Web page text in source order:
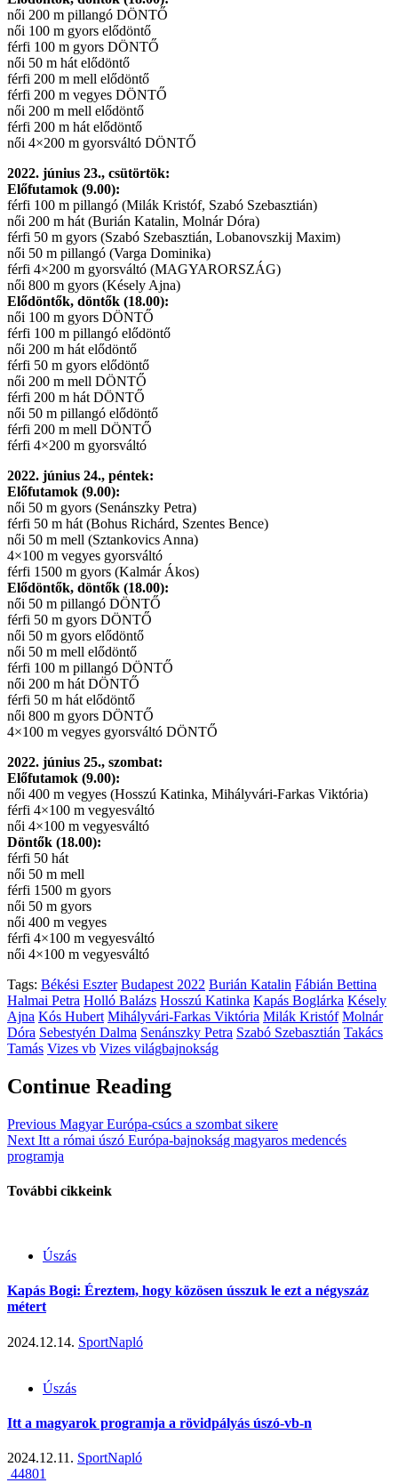
női 200 m pillangó DÖNTŐ
női 100 m gyors elődöntő
férfi 100 m gyors DÖNTŐ
női 50 m hát elődöntő
férfi 200 m mell elődöntő
férfi 200 m vegyes DÖNTŐ
női 200 m mell elődöntő
férfi 200 m hát elődöntő
női 4×200 m gyorsváltó DÖNTŐ
2022. június 23., csütörtök:
Előfutamok (9.00):
férfi 100 m pillangó (Milák Kristóf, Szabó Szebasztián)
női 200 m hát (Burián Katalin, Molnár Dóra)
férfi 50 m gyors (Szabó Szebasztián, Lobanovszkij Maxim)
női 50 m pillangó (Varga Dominika)
férfi 4×200 m gyorsváltó (MAGYARORSZÁG)
női 800 m gyors (Késely Ajna)
Elődöntők, döntők (18.00):
női 100 m gyors DÖNTŐ
férfi 100 m pillangó elődöntő
női 200 m hát elődöntő
férfi 50 m gyors elődöntő
női 200 m mell DÖNTŐ
férfi 200 m hát DÖNTŐ
női 50 m pillangó elődöntő
férfi 200 m mell DÖNTŐ
férfi 4×200 m gyorsváltó
2022. június 24., péntek:
Előfutamok (9.00):
női 50 m gyors (Senánszky Petra)
férfi 50 m hát (Bohus Richárd, Szentes Bence)
női 50 m mell (Sztankovics Anna)
4×100 m vegyes gyorsváltó
férfi 1500 m gyors (Kalmár Ákos)
Elődöntők, döntők (18.00):
női 50 m pillangó DÖNTŐ
férfi 50 m gyors DÖNTŐ
női 50 m gyors elődöntő
női 50 m mell elődöntő
férfi 100 m pillangó DÖNTŐ
női 200 m hát DÖNTŐ
férfi 50 m hát elődöntő
női 800 m gyors DÖNTŐ
4×100 m vegyes gyorsváltó DÖNTŐ
2022. június 25., szombat:
Előfutamok (9.00):
női 400 m vegyes (Hosszú Katinka, Mihályvári-Farkas Viktória)
férfi 4×100 m vegyesváltó
női 4×100 m vegyesváltó
Döntők (18.00):
férfi 50 hát
női 50 m mell
férfi 1500 m gyors
női 50 m gyors
női 400 m vegyes
férfi 4×100 m vegyesváltó
női 4×100 m vegyesváltó
Tags: Békési Eszter Budapest 2022 Burián Katalin Fábián Bettina
Halmai Petra Holló Balázs Hosszú Katinka Kapás Boglárka Késely
Ajna Kós Hubert Mihályvári-Farkas Viktória Milák Kristóf Molnár
Dóra Sebestyén Dalma Senánszky Petra Szabó Szebasztián Takács
Tamás Vizes vb Vizes világbajnokság
Continue Reading
Previous Magyar Európa-csúcs a szombat sikere
Next Itt a római úszó Európa-bajnokság magyaros medencés
programja
További cikkeink
Úszás
Kapás Bogi: Éreztem, hogy közösen ússzuk le ezt a négyszáz
métert
2024.12.14. SportNapló
Úszás
Itt a magyarok programja a rövidpályás úszó-vb-n
2024.12.11. SportNapló
44801